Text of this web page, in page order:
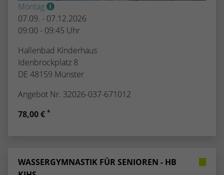
Montag
07.09. - 07.12.2026
09:00 - 09:45 Uhr
Hallenbad Kinderhaus
Idenbrockplatz 8
DE 48159 Münster
Angebot Nr. 32026-037-671012
78,00 € *
WASSERGYMNASTIK FÜR SENIOREN - HB